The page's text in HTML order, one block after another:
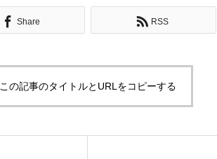
Share RSS
この記事のタイトルとURLをコピーする